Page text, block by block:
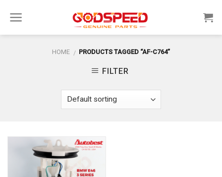
HOME / PRODUCTS TAGGED “AF-C764”
FILTER